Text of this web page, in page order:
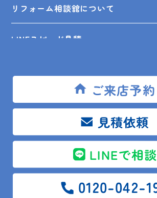
ご来店予約
見積依頼
LINEで相談
0120-042-
リフォーム相談舘について
LINEスピード見積
リフォームの事例
ショールーム来店予約